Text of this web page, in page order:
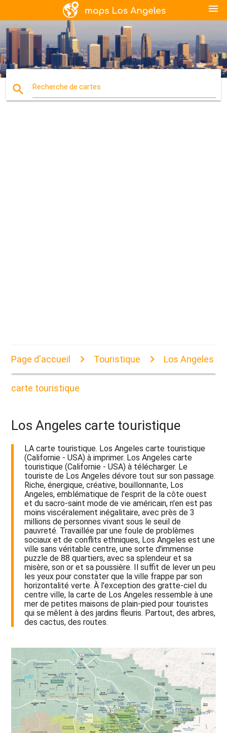
menu
search Recherche de cartes
Page d'accueil Touristique Los Angeles
carte touristique
Los Angeles carte touristique
LA carte touristique. Los Angeles carte touristique
(Californie - USA) à imprimer. Los Angeles carte
touristique (Californie - USA) à télécharger. Le
touriste de Los Angeles dévore tout sur son passage.
Riche, énergique, créative, bouillonnante, Los
Angeles, emblématique de l'esprit de la côte ouest
et du sacro-saint mode de vie américain, n'en est pas
moins viscéralement inégalitaire, avec près de 3
millions de personnes vivant sous le seuil de
pauvreté. Travaillée par une foule de problèmes
sociaux et de conflits ethniques, Los Angeles est une
ville sans véritable centre, une sorte d'immense
puzzle de 88 quartiers, avec sa splendeur et sa
misère, son or et sa poussière. Il suffit de lever un peu
les yeux pour constater que la ville frappe par son
horizontalité verte. À l'exception des gratte-ciel du
centre ville, la carte de Los Angeles ressemble à une
mer de petites maisons de plain-pied pour touristes
qui se mêlent à des jardins fleuris. Partout, des arbres,
des cactus, des routes.